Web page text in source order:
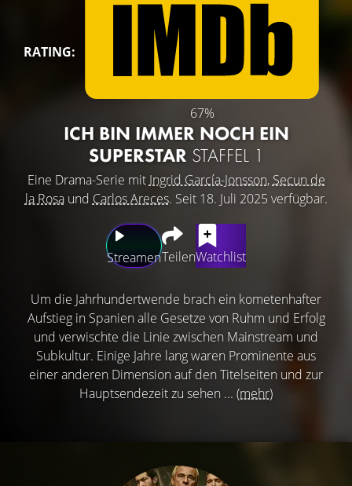
RATING:
67%
ICH BIN IMMER NOCH EIN
SUPERSTAR STAFFEL 1
Eine Drama-Serie mit Ingrid García-Jonsson, Secun de
la Rosaund Carlos Areces. Seit 18. Juli 2025 verfügbar.
StreamenTeilenWatchlist
Um die Jahrhundertwende brach ein kometenhafter
Aufstieg in Spanien alle Gesetze von Ruhm und Erfolg
und verwischte die Linie zwischen Mainstream und
Subkultur. Einige Jahre lang waren Prominente aus
einer anderen Dimension auf den Titelseiten und zur
Hauptsendezeit zu sehen ... (mehr)